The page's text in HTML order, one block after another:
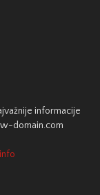
informacije
domain.com